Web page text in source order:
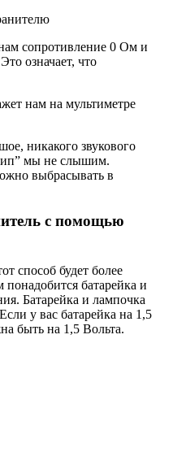
сопротивление 0 Ом и
означает, что
нам на мультиметре
никакого звукового
мы не слышим.
выбрасывать в
с помощью
способ будет более
батарейка и
Батарейка и лампочка
у вас батарейка на 1,5
быть на 1,5 Вольта.